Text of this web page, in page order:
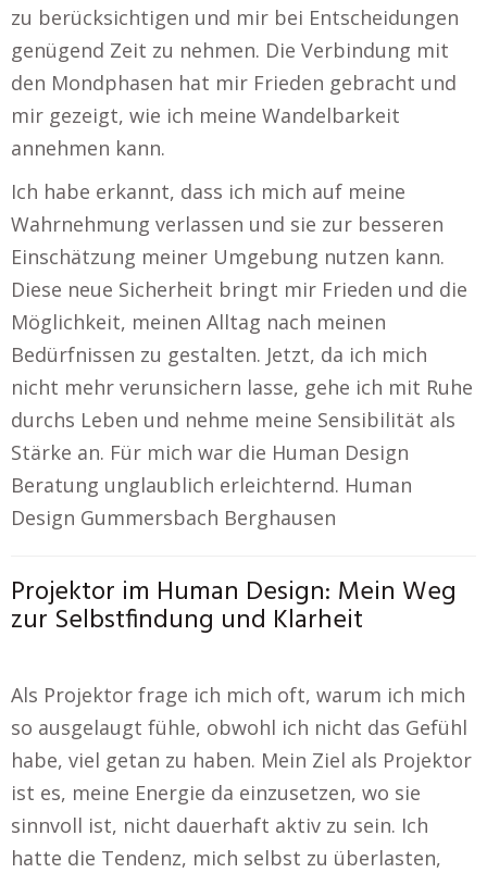
zu berücksichtigen und mir bei Entscheidungen
genügend Zeit zu nehmen. Die Verbindung mit
den Mondphasen hat mir Frieden gebracht und
mir gezeigt, wie ich meine Wandelbarkeit
annehmen kann.
Ich habe erkannt, dass ich mich auf meine
Wahrnehmung verlassen und sie zur besseren
Einschätzung meiner Umgebung nutzen kann.
Diese neue Sicherheit bringt mir Frieden und die
Möglichkeit, meinen Alltag nach meinen
Bedürfnissen zu gestalten. Jetzt, da ich mich
nicht mehr verunsichern lasse, gehe ich mit Ruhe
durchs Leben und nehme meine Sensibilität als
Stärke an. Für mich war die Human Design
Beratung unglaublich erleichternd. Human
Design Gummersbach Berghausen
Projektor im Human Design: Mein Weg
zur Selbstfindung und Klarheit
Als Projektor frage ich mich oft, warum ich mich
so ausgelaugt fühle, obwohl ich nicht das Gefühl
habe, viel getan zu haben. Mein Ziel als Projektor
ist es, meine Energie da einzusetzen, wo sie
sinnvoll ist, nicht dauerhaft aktiv zu sein. Ich
hatte die Tendenz, mich selbst zu überlasten,